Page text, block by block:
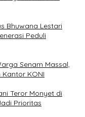
Bhuwana Lestari
Peduli
Senam Massal,
KONI
Teror Monyet di
Prioritas